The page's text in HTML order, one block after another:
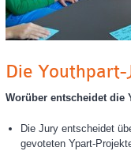
Die
Worüber entscheidet die
Die Jury entscheidet
gevoteten Ypart-